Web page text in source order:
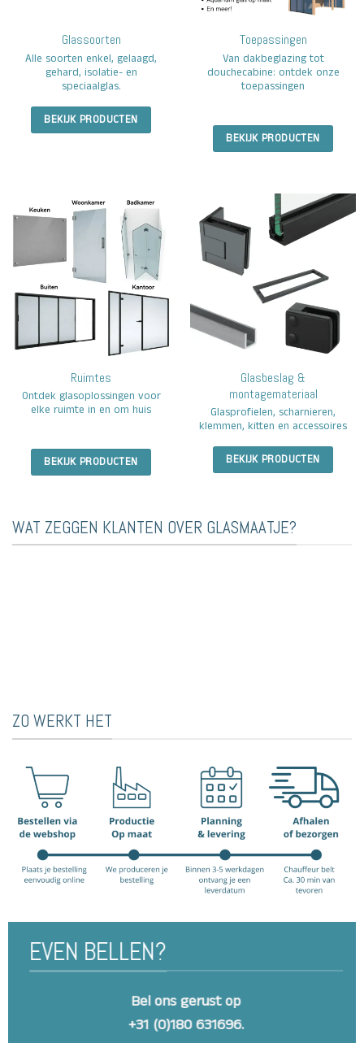
Glassoorten
Alle soorten enkel, gelaagd,
gehard, isolatie- en
speciaalglas.
BEKIJK PRODUCTEN
Toepassingen
Van dakbeglazing tot
douchecabine: ontdek onze
toepassingen
BEKIJK PRODUCTEN
Ruimtes
Ontdek glasoplossingen voor
elke ruimte in en om huis
BEKIJK PRODUCTEN
Glasbeslag &
montagemateriaal
Glasprofielen, scharnieren,
klemmen, kitten en accessoires
BEKIJK PRODUCTEN
WAT ZEGGEN KLANTEN OVER GLASMAATJE?
ZO WERKT HET
EVEN BELLEN?
Bel ons gerust op
+31 (0)180 631696.